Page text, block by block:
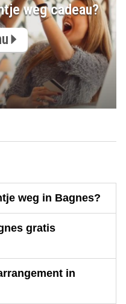
weg cadeau?
weg in Bagnes?
gratis
in